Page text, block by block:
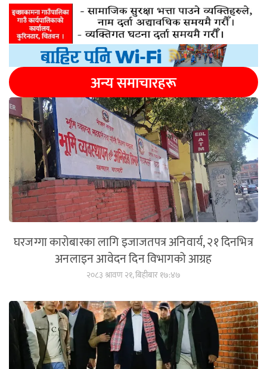
अन्य समाचारहरू
घरजग्गा कारोबारका लागि इजाजतपत्र अनिवार्य, २१ दिनभित्र
अनलाइन आवेदन दिन विभागको आग्रह
२०८३ श्रावण २१, बिहीबार १७:४७